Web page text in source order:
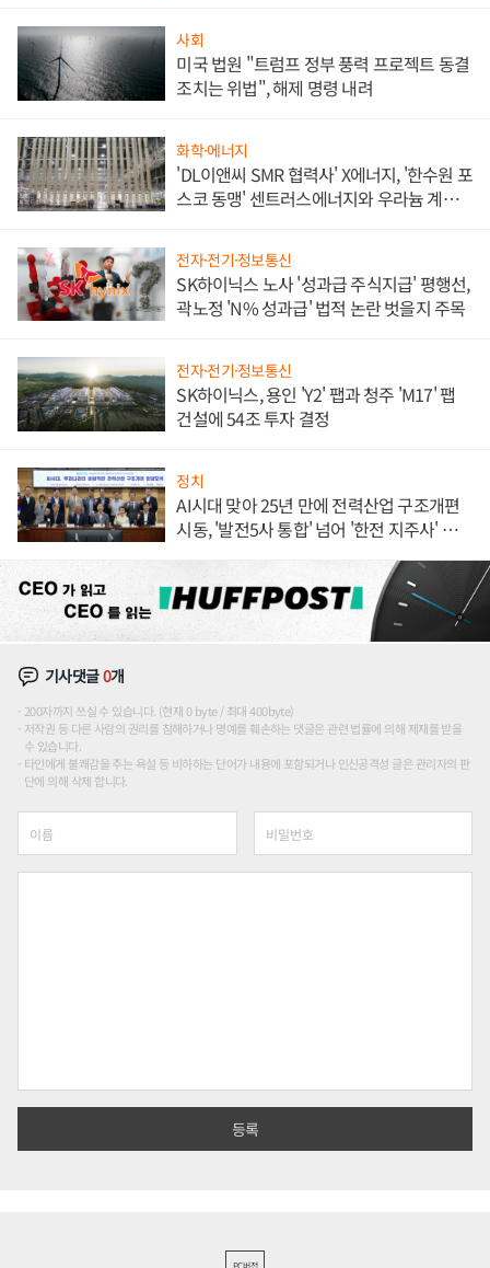
사회
미국 법원 "트럼프 정부 풍력 프로젝트 동결
조치는 위법", 해제 명령 내려
화학·에너지
'DL이앤씨 SMR 협력사' X에너지, '한수원 포
스코 동맹' 센트러스에너지와 우라늄 계약
전자·전기·정보통신
SK하이닉스 노사 '성과급 주식지급' 평행선,
곽노정 'N% 성과급' 법적 논란 벗을지 주목
전자·전기·정보통신
SK하이닉스, 용인 'Y2' 팹과 청주 'M17' 팹
건설에 54조 투자 결정
정치
AI시대 맞아 25년 만에 전력산업 구조개편
시동, '발전5사 통합' 넘어 '한전 지주사' 재편
기사댓글0개
200자까지 쓰실 수 있습니다. (현재 0 byte / 최대 400byte)
저작권 등 다른 사람의 권리를 침해하거나 명예를 훼손하는 댓글은 관련 법률에 의해 제재를 받을
수 있습니다.
타인에게 불쾌감을 주는 욕설 등 비하하는 단어가 내용에 포함되거나 인신공격성 글은 관리자의 판
단에 의해 삭제 합니다.
PC버전